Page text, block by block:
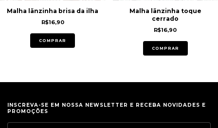
Malha lãnzinha brisa da ilha
R$16,90
COMPRAR
Malha lãnzinha toque
cerrado
R$16,90
COMPRAR
INSCREVA-SE EM NOSSA NEWSLETTER E RECEBA NOVIDADES E
PROMOÇÕES